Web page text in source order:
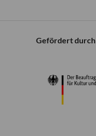
Gefördert durch